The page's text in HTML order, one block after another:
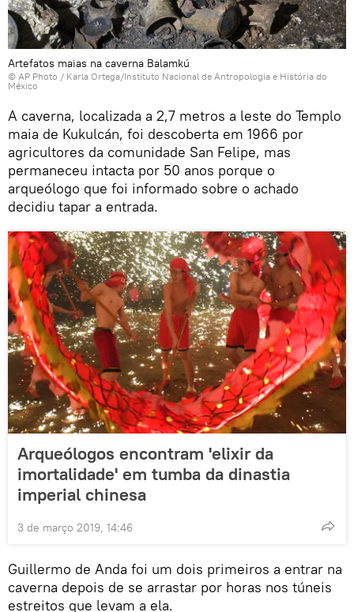
Artefatos maias na caverna Balamkú
© AP Photo / Karla Ortega/Instituto Nacional de Antropologia e História do
México
A caverna, localizada a 2,7 metros a leste do Templo
maia de Kukulcán, foi descoberta em 1966 por
agricultores da comunidade San Felipe, mas
permaneceu intacta por 50 anos porque o
arqueólogo que foi informado sobre o achado
decidiu tapar a entrada.
Arqueólogos encontram 'elixir da
imortalidade' em tumba da dinastia
imperial chinesa
3 de março 2019, 14:46
Guillermo de Anda foi um dois primeiros a entrar na
caverna depois de se arrastar por horas nos túneis
estreitos que levam a ela.